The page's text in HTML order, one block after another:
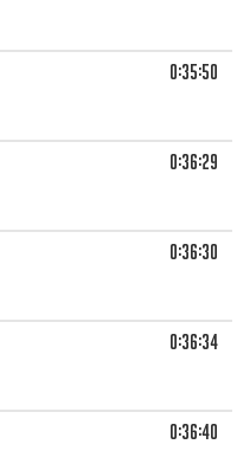
0:35:50
0:36:29
0:36:30
0:36:34
0:36:40